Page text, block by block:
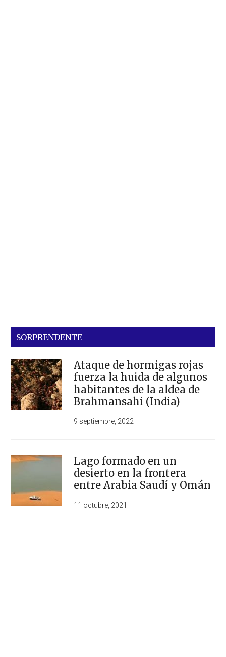
SORPRENDENTE
Ataque de hormigas rojas
fuerza la huida de algunos
habitantes de la aldea de
Brahmansahi (India)
9 septiembre, 2022
Lago formado en un
desierto en la frontera
entre Arabia Saudí y Omán
11 octubre, 2021